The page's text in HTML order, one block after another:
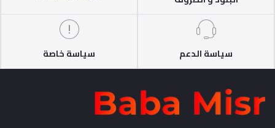
سياسة الدعم سياسة خاصة